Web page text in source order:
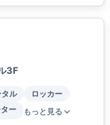
3F
ル
ロッカー
ー もっと見る